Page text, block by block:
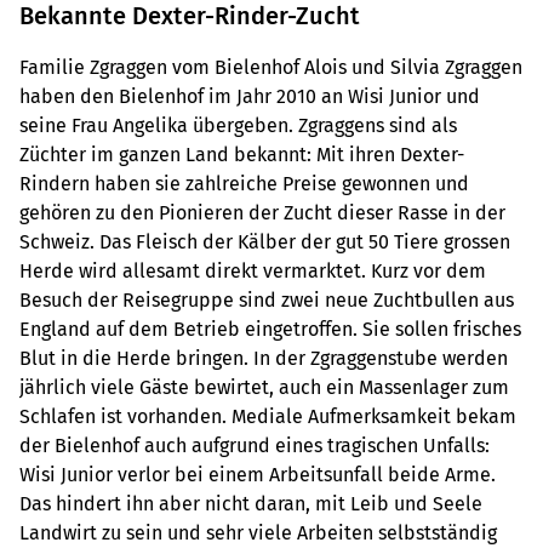
Bekannte Dexter-Rinder-Zucht
Familie Zgraggen vom Bielenhof Alois und Silvia Zgraggen
haben den Bielenhof im Jahr 2010 an Wisi Junior und
seine Frau Angelika übergeben. Zgraggens sind als
Züchter im ganzen Land bekannt: Mit ihren Dexter-
Rindern haben sie zahlreiche Preise gewonnen und
gehören zu den Pionieren der Zucht dieser Rasse in der
Schweiz. Das Fleisch der Kälber der gut 50 Tiere grossen
Herde wird allesamt direkt vermarktet. Kurz vor dem
Besuch der Reisegruppe sind zwei neue Zuchtbullen aus
England auf dem Betrieb eingetroffen. Sie sollen frisches
Blut in die Herde bringen. In der Zgraggenstube werden
jährlich viele Gäste bewirtet, auch ein Massenlager zum
Schlafen ist vorhanden. Mediale Aufmerksamkeit bekam
der Bielenhof auch aufgrund eines tragischen Unfalls:
Wisi Junior verlor bei einem Arbeitsunfall beide Arme.
Das hindert ihn aber nicht daran, mit Leib und Seele
Landwirt zu sein und sehr viele Arbeiten selbstständig